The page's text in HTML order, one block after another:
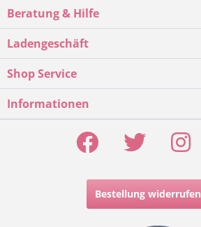
Beratung & Hilfe
Ladengeschäft
Shop Service
Informationen
Bestellung widerrufen